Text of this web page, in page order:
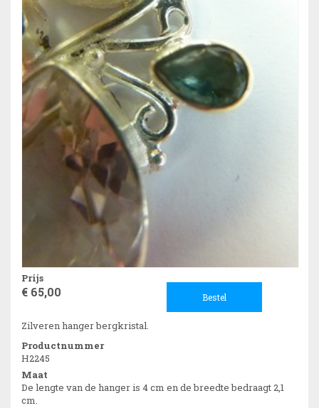
Prijs
€ 65,00 Bestel
Zilveren hanger bergkristal.
Productnummer
H2245
Maat
De lengte van de hanger is 4 cm en de breedte bedraagt 2,1
cm.